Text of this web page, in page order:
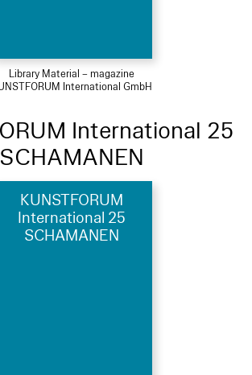
Library Material – magazine
International GmbH
International 25
SCHAMANEN
KUNSTFORUM
International 25
SCHAMANEN